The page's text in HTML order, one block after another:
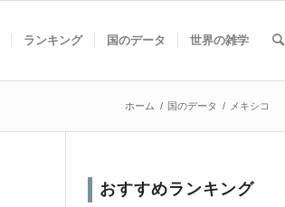
ランキング 国のデータ 世界の雑学
ホーム / 国のデータ / メキシコ
おすすめランキング